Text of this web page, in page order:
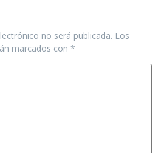
no será publicada. Los
marcados con *